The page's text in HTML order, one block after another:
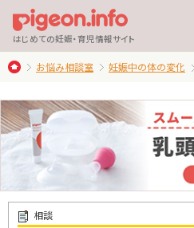
はじめての妊娠・育児情報サイト
お悩み相談室 妊娠中の体の変化
相談